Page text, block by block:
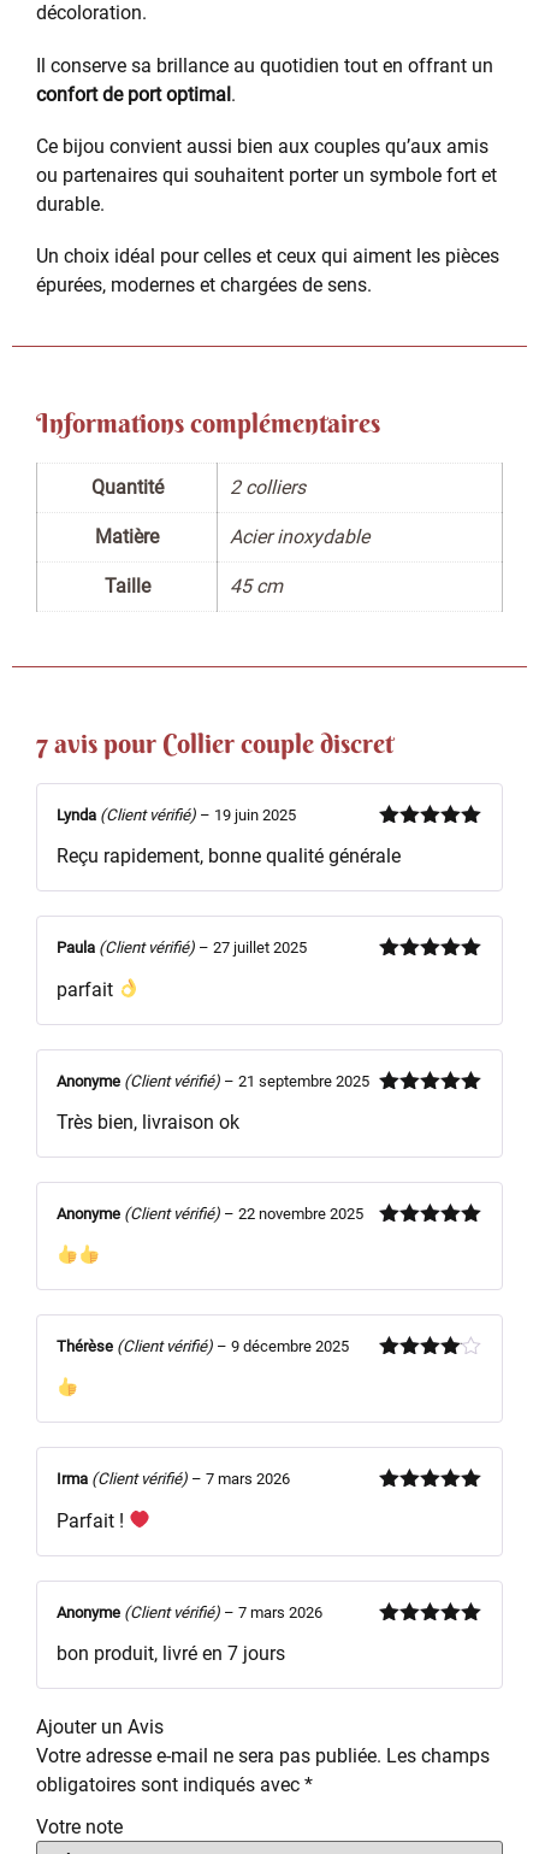
décoloration.
Il conserve sa brillance au quotidien tout en offrant un
confort de port optimal.
Ce bijou convient aussi bien aux couples qu’aux amis
ou partenaires qui souhaitent porter un symbole fort et
durable.
Un choix idéal pour celles et ceux qui aiment les pièces
épurées, modernes et chargées de sens.
Informations complémentaires
Quantité 2 colliers
Matière Acier inoxydable
Taille 45 cm
7 avis pour Collier couple discret
5
Lynda (Client vérifié) – 19 juin 2025
Reçu rapidement, bonne qualité générale
Paula (Client vérifié) – 27 juillet 2025
parfait
Anonyme (Client vérifié) – 21 septembre 2025
Très bien, livraison ok
Anonyme (Client vérifié) – 22 novembre 2025
Thérèse (Client vérifié) – 9 décembre 2025
Irma (Client vérifié) – 7 mars 2026
Parfait !
Anonyme (Client vérifié) – 7 mars 2026
bon produit, livré en 7 jours
Ajouter un Avis
Votre adresse e-mail ne sera pas publiée. Les champs
obligatoires sont indiqués avec *
Votre note